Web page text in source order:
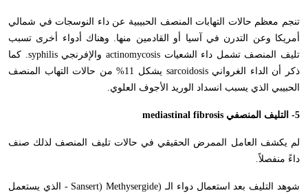
تنجم معظم حالات التهابات المنصف الحبيبية عن داء النوسجات في شمالي
أمريكا وعن التدرن في آسيا أو القادمين منها. وهناك أدواء أخرى تسبب
تليف المنصف تشمل داء الشعياتactinomycosis والإفرنجيsyphilis. كما
ذكر أن الداء الغروانيsarcoidosis
يشكل 11% من حالات التهاب المنصف
الحبيبي الذي يسبب انسداد الوريد الأجوف العلوي.
5- التليف المنصفي mediastinal fibrosis
لم يكشف العامل الممرض الحقيقي في حالات تليف المنصف لذلك صنف
داءً منفصلاً.
شوهد التليف بعد استعمال دواء الـ (Sansert) Methysergide - الذي يستعمل